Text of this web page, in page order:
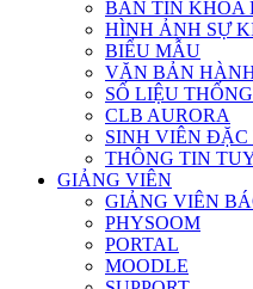
BẢN TIN KHOA
HÌNH ẢNH SỰ
BIỂU MẪU
VĂN BẢN
SỐ LIỆU
CLB AURORA
SINH VIÊN ĐẶC
THÔNG TIN
GIẢNG VIÊN
GIẢNG VIÊN
PHYSOOM
PORTAL
MOODLE